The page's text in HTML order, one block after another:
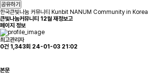
공유하기
한국큰빛나눔 커뮤니티 Kunbit NANUM Community in Korea
큰빛나눔커뮤니티 12월 재정보고
페이지 정보
최고관리자
0건 1,343회 24-01-03 21:02
본문